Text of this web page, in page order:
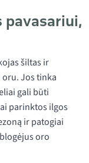
šiltas ir
Jos tinka
gali būti
parinktos ilgos
ir patogiai
oro